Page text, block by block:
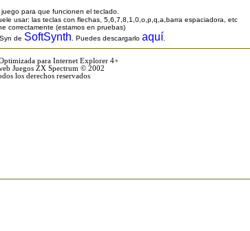
para que funcionen el teclado.
usar: las teclas con flechas, 5,6,7,8,1,0,o,p,q,a,barra espaciadora, etc
correctamente (estamos en pruebas)
de SoftSynth . Puedes descargarlo aquí
para Internet Explorer 4+
Juegos ZX Spectrum © 2002
los derechos reservados